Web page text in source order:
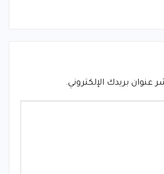
عنوان بريدك الإلكتروني.